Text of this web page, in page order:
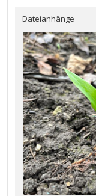
Dateianhänge